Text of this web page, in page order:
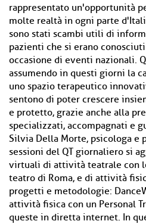
rappresentato un'opportunità
molte realtà in ogni parte
sono stati scambi utili di
pazienti che si erano
occasione di eventi nazionali.
assumendo in questi giorni la
uno spazio terapeutico
sentono di poter crescere
e protetto, grazie anche alla
specializzati, accompagnati e
Silvia Della Morte, psicologa e
sessioni del QT giornaliero si
virtuali di attività teatrale con
teatro di Roma, e di attività
progetti e metodologie:
attività fisica con un Personal
queste in diretta internet. In